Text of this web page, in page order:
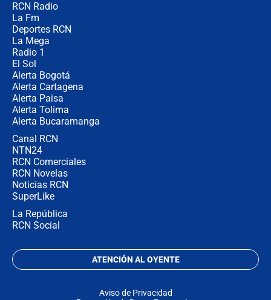
RCN Radio
La Fm
Deportes RCN
La Mega
Radio 1
El Sol
Alerta Bogotá
Alerta Cartagena
Alerta Paisa
Alerta Tolima
Alerta Bucaramanga
Canal RCN
NTN24
RCN Comerciales
RCN Novelas
Noticias RCN
SuperLike
La República
RCN Social
ATENCIÓN AL OYENTE
Aviso de Privacidad